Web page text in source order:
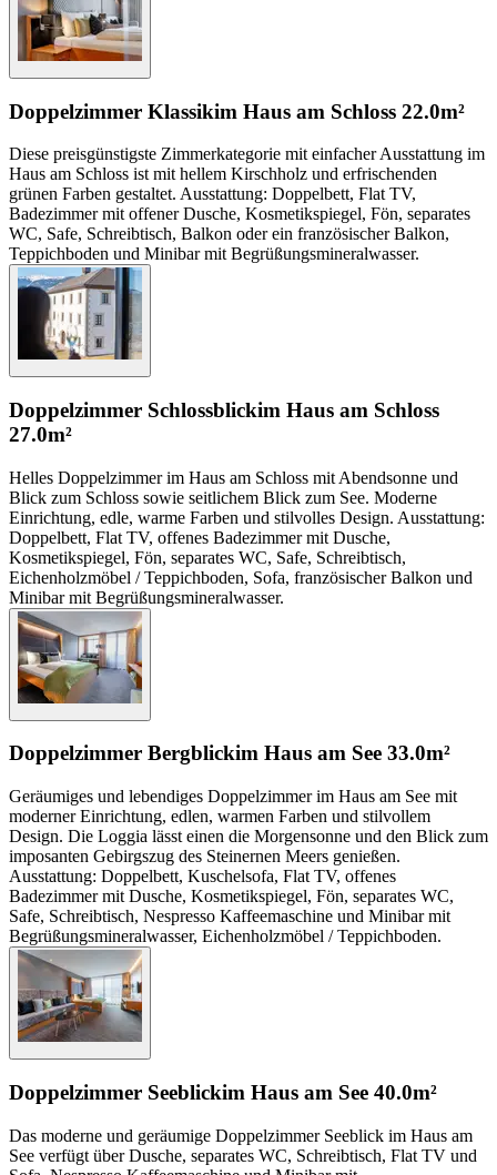
Doppelzimmer Klassikim Haus am Schloss 22.0m²
Diese preisgünstigste Zimmerkategorie mit einfacher Ausstattung im
Haus am Schloss ist mit hellem Kirschholz und erfrischenden
grünen Farben gestaltet. Ausstattung: Doppelbett, Flat TV,
Badezimmer mit offener Dusche, Kosmetikspiegel, Fön, separates
WC, Safe, Schreibtisch, Balkon oder ein französischer Balkon,
Teppichboden und Minibar mit Begrüßungsmineralwasser.
Doppelzimmer Schlossblickim Haus am Schloss
27.0m²
Helles Doppelzimmer im Haus am Schloss mit Abendsonne und
Blick zum Schloss sowie seitlichem Blick zum See. Moderne
Einrichtung, edle, warme Farben und stilvolles Design. Ausstattung:
Doppelbett, Flat TV, offenes Badezimmer mit Dusche,
Kosmetikspiegel, Fön, separates WC, Safe, Schreibtisch,
Eichenholzmöbel / Teppichboden, Sofa, französischer Balkon und
Minibar mit Begrüßungsmineralwasser.
Doppelzimmer Bergblickim Haus am See 33.0m²
Geräumiges und lebendiges Doppelzimmer im Haus am See mit
moderner Einrichtung, edlen, warmen Farben und stilvollem
Design. Die Loggia lässt einen die Morgensonne und den Blick zum
imposanten Gebirgszug des Steinernen Meers genießen.
Ausstattung: Doppelbett, Kuschelsofa, Flat TV, offenes
Badezimmer mit Dusche, Kosmetikspiegel, Fön, separates WC,
Safe, Schreibtisch, Nespresso Kaffeemaschine und Minibar mit
Begrüßungsmineralwasser, Eichenholzmöbel / Teppichboden.
Doppelzimmer Seeblickim Haus am See 40.0m²
Das moderne und geräumige Doppelzimmer Seeblick im Haus am
See verfügt über Dusche, separates WC, Schreibtisch, Flat TV und